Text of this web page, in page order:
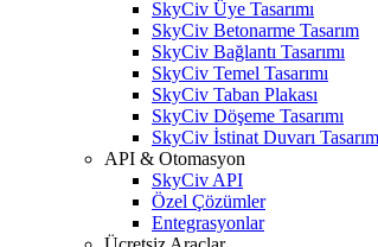
SkyCiv Üye Tasarımı
SkyCiv Betonarme Tasarım
SkyCiv Bağlantı Tasarımı
SkyCiv Temel Tasarımı
SkyCiv Taban Plakası
SkyCiv Döşeme Tasarımı
SkyCiv İstinat Duvarı
API & Otomasyon
SkyCiv API
Özel Çözümler
Entegrasyonlar